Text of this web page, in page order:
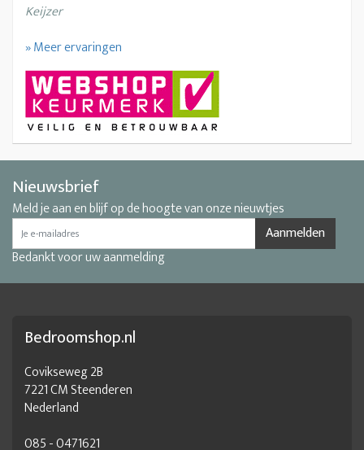
Keijzer
» Meer ervaringen
Nieuwsbrief
Meld je aan en blijf op de hoogte van onze nieuwtjes
Aanmelden
Bedankt voor uw aanmelding
Bedroomshop.nl
Covikseweg 2B
7221 CM Steenderen
Nederland
085 - 0471621